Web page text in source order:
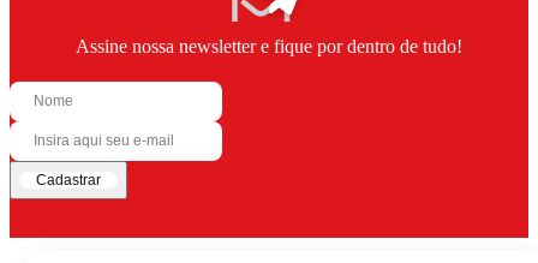
Assine nossa newsletter e fique por dentro de tudo!
Cadastrar